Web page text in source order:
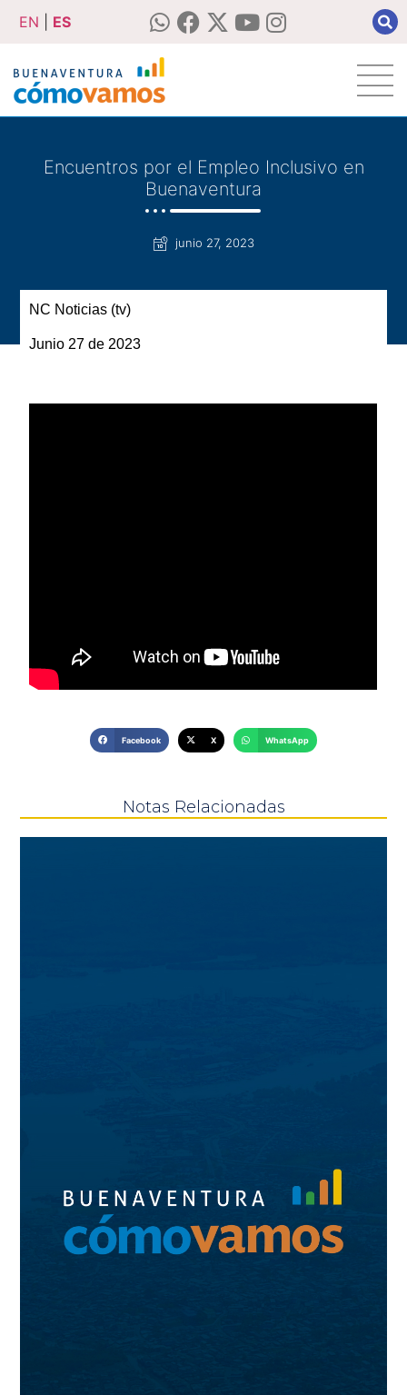
EN ES
Encuentros por el Empleo Inclusivo en
Buenaventura
junio 27, 2023
NC Noticias (tv)
Junio 27 de 2023
Facebook X WhatsApp
Notas Relacionadas